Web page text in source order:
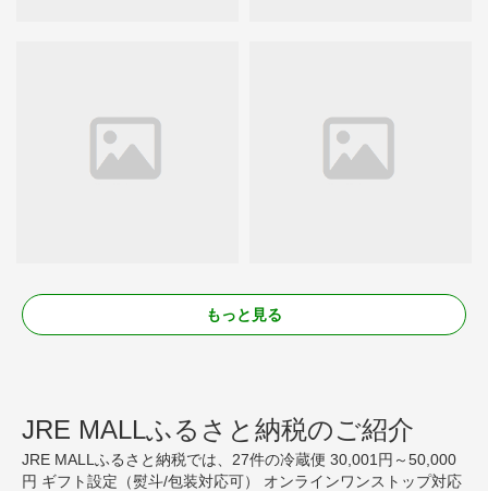
もっと見る
JRE MALLふるさと納税のご紹介
JRE MALLふるさと納税では、27件の冷蔵便 30,001円～50,000
円 ギフト設定（熨斗/包装対応可） オンラインワンストップ対応